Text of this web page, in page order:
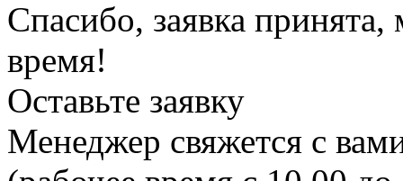
Спасибо, заявка
время!
Оставьте заявку
Менеджер свяжется с